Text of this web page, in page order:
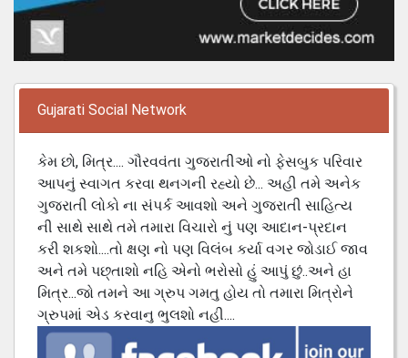
Gujarati Social Network
કેમ છો, મિત્ર.... ગૌરવવંતા ગુજરાતીઓ નો ફેસબુક પરિવાર
આપનું સ્વાગત કરવા થનગની રહ્યો છે... અહી તમે અનેક
ગુજરાતી લોકો ના સંપર્ક આવશો અને ગુજરાતી સાહિત્ય
ની સાથે સાથે તમે તમારા વિચારો નું પણ આદાન-પ્રદાન
કરી શકશો....તો ક્ષણ નો પણ વિલંબ કર્યા વગર જોડાઈ જાવ
અને તમે પછ્તાશો નહિ એનો ભરોસો હું આપું છું..અને હા
મિત્ર...જો તમને આ ગ્રુપ ગમતુ હોય તો તમારા મિત્રોને
ગ્રુપમાં એડ કરવાનુ ભુલશો નહી....